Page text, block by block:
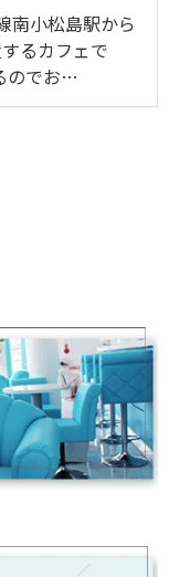
南小松島駅から
るカフェで
のでお…